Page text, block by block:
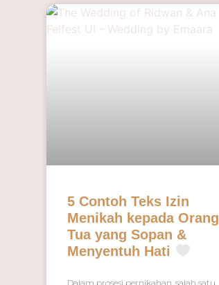
5 Contoh Teks Izin
Menikah kepada Orang
Tua yang Sopan &
Menyentuh Hati
Dalam prosesi pernikahan, salah satu